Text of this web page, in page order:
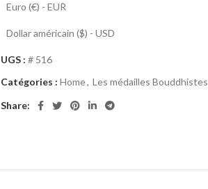
Euro (€) - EUR
Dollar américain ($) - USD
UGS : # 516
Catégories : Home, Les médailles Bouddhistes
Share: